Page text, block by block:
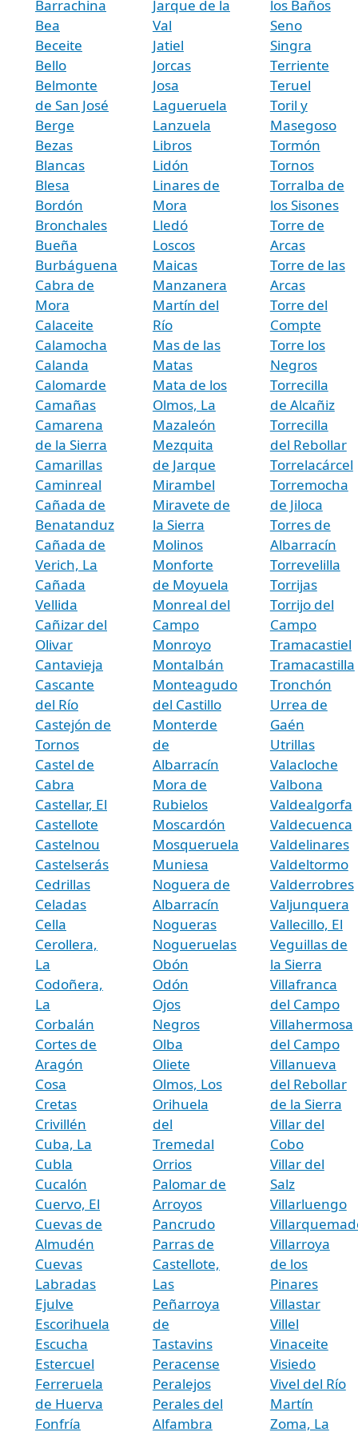
Barrachina
Bea
Beceite
Bello
Belmonte
de San José
Berge
Bezas
Blancas
Blesa
Bordón
Bronchales
Bueña
Burbáguena
Cabra de
Mora
Calaceite
Calamocha
Calanda
Calomarde
Camañas
Camarena
de la Sierra
Camarillas
Caminreal
Cañada de
Benatanduz
Cañada de
Verich, La
Cañada
Vellida
Cañizar del
Olivar
Cantavieja
Cascante
del Río
Castejón de
Tornos
Castel de
Cabra
Castellar, El
Castellote
Castelnou
Castelserás
Cedrillas
Celadas
Cella
Cerollera,
La
Codoñera,
La
Corbalán
Cortes de
Aragón
Cosa
Cretas
Crivillén
Cuba, La
Cubla
Cucalón
Cuervo, El
Cuevas de
Almudén
Cuevas
Labradas
Ejulve
Escorihuela
Escucha
Estercuel
Ferreruela
de Huerva
Fonfría
Jarque de la
Val
Jatiel
Jorcas
Josa
Lagueruela
Lanzuela
Libros
Lidón
Linares de
Mora
Lledó
Loscos
Maicas
Manzanera
Martín del
Río
Mas de las
Matas
Mata de los
Olmos, La
Mazaleón
Mezquita
de Jarque
Mirambel
Miravete de
la Sierra
Molinos
Monforte
de Moyuela
Monreal del
Campo
Monroyo
Montalbán
Monteagudo
del Castillo
Monterde
de
Albarracín
Mora de
Rubielos
Moscardón
Mosqueruela
Muniesa
Noguera de
Albarracín
Nogueras
Nogueruelas
Obón
Odón
Ojos
Negros
Olba
Oliete
Olmos, Los
Orihuela
del
Tremedal
Orrios
Palomar de
Arroyos
Pancrudo
Parras de
Castellote,
Las
Peñarroya
de
Tastavins
Peracense
Peralejos
Perales del
Alfambra
los Baños
Seno
Singra
Terriente
Teruel
Toril y
Masegoso
Tormón
Tornos
Torralba de
los Sisones
Torre de
Arcas
Torre de las
Arcas
Torre del
Compte
Torre los
Negros
Torrecilla
de Alcañiz
Torrecilla
del Rebollar
Torrelacárcel
Torremocha
de Jiloca
Torres de
Albarracín
Torrevelilla
Torrijas
Torrijo del
Campo
Tramacastiel
Tramacastilla
Tronchón
Urrea de
Gaén
Utrillas
Valacloche
Valbona
Valdealgorfa
Valdecuenca
Valdelinares
Valdeltormo
Valderrobres
Valjunquera
Vallecillo, El
Veguillas de
la Sierra
Villafranca
del Campo
Villahermosa
del Campo
Villanueva
del Rebollar
de la Sierra
Villar del
Cobo
Villar del
Salz
Villarluengo
Villarroya
de los
Pinares
Villastar
Villel
Vinaceite
Visiedo
Vivel del Río
Martín
Zoma, La